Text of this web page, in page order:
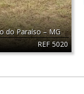
REF 5020
do Paraíso–MG